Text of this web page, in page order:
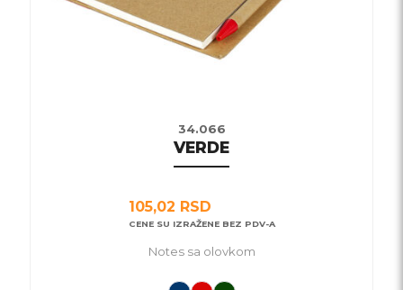
34.066
VERDE
105,02 RSD
CENE SU IZRAŽENE BEZ PDV-A
Notes sa olovkom